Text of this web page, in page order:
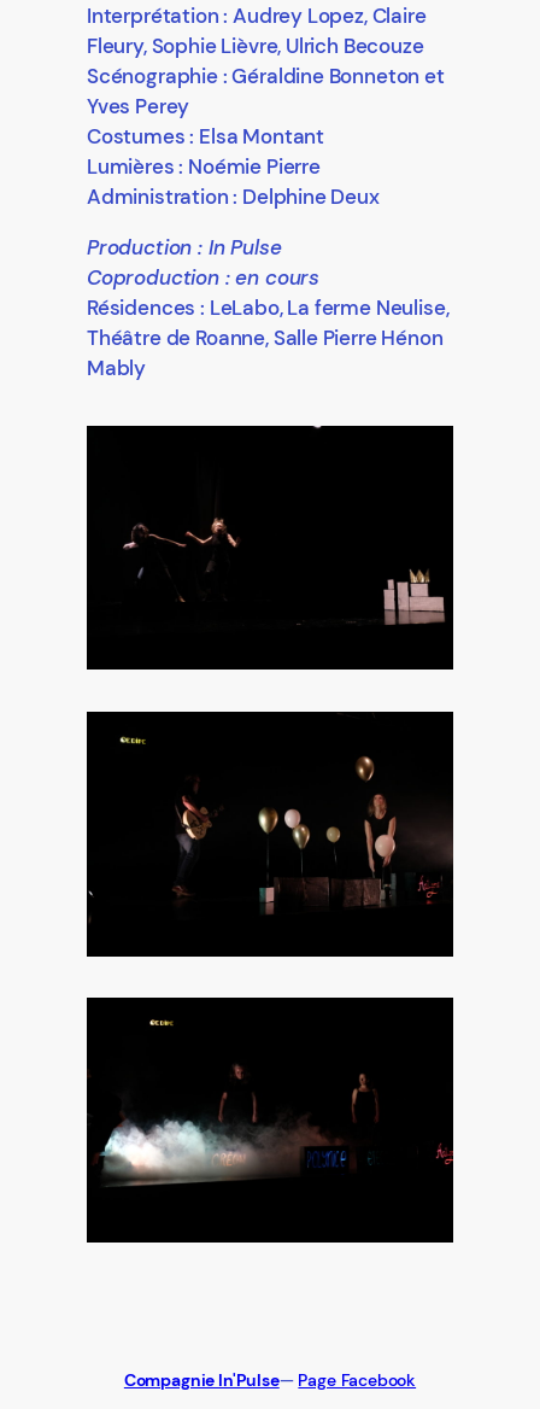
Interprétation : Audrey Lopez, Claire
Fleury, Sophie Lièvre, Ulrich Becouze
Scénographie : Géraldine Bonneton et
Yves Perey
Costumes : Elsa Montant
Lumières : Noémie Pierre
Administration : Delphine Deux
Production : In Pulse
Coproduction : en cours
Résidences : LeLabo, La ferme Neulise,
Théâtre de Roanne, Salle Pierre Hénon
Mably
Compagnie In'Pulse— Page Facebook